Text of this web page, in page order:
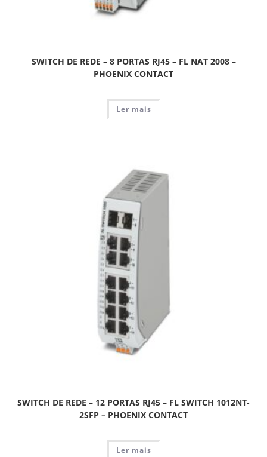
SWITCH DE REDE – 8 PORTAS RJ45 – FL NAT 2008 –
PHOENIX CONTACT
Ler mais
SWITCH DE REDE – 12 PORTAS RJ45 – FL SWITCH 1012NT-
2SFP – PHOENIX CONTACT
Ler mais